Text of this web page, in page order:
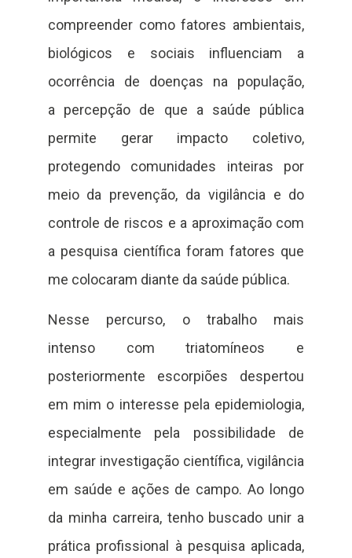
compreender como fatores ambientais,
biológicos e sociais influenciam a
ocorrência de doenças na população,
a percepção de que a saúde pública
permite gerar impacto coletivo,
protegendo comunidades inteiras por
meio da prevenção, da vigilância e do
controle de riscos e a aproximação com
a pesquisa científica foram fatores que
me colocaram diante da saúde pública.
Nesse percurso, o trabalho mais
intenso com triatomíneos e
posteriormente escorpiões despertou
em mim o interesse pela epidemiologia,
especialmente pela possibilidade de
integrar investigação científica, vigilância
em saúde e ações de campo. Ao longo
da minha carreira, tenho buscado unir a
prática profissional à pesquisa aplicada,